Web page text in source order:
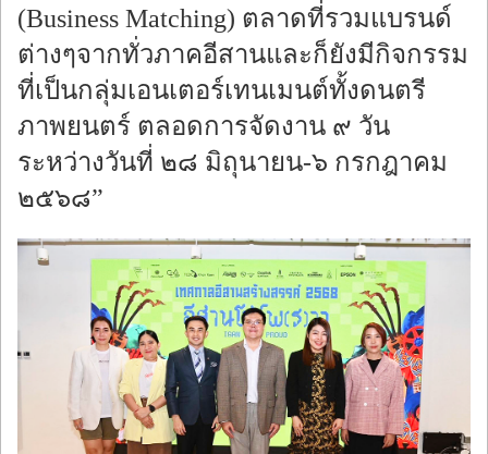
(Business Matching) ตลาดที่รวมแบรนด์
ต่างๆจากทั่วภาคอีสานและก็ยังมีกิจกรรม
ที่เป็นกลุ่มเอนเตอร์เทนเมนต์ทั้งดนตรี
ภาพยนตร์ ตลอดการจัดงาน ๙ วัน
ระหว่างวันที่ ๒๘ มิถุนายน-๖ กรกฎาคม
๒๕๖๘”